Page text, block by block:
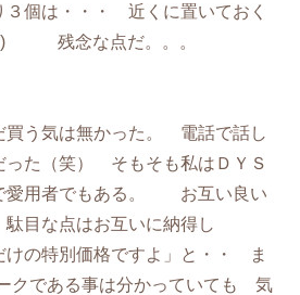
個は・・・ 近くに置いておく
残念な点だ。。。
う気は無かった。 電話で話し
った（笑） そもそも私はＤＹＳ
愛用者でもある。 お互い良い
目な点はお互いに納得し
の特別価格ですよ」と・・ ま
クである事は分かっていても 気